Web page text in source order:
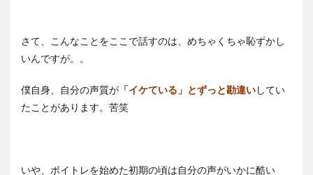
さて、こんなことをここで話すのは、めちゃくちゃ恥ずかし
いんですが。。
僕自身、自分の声質が 「イケている」とずっと勘違いしてい
たことがあります。苦笑
いや、ボイトレを始めた初期の頃は自分の声がいかに酷い